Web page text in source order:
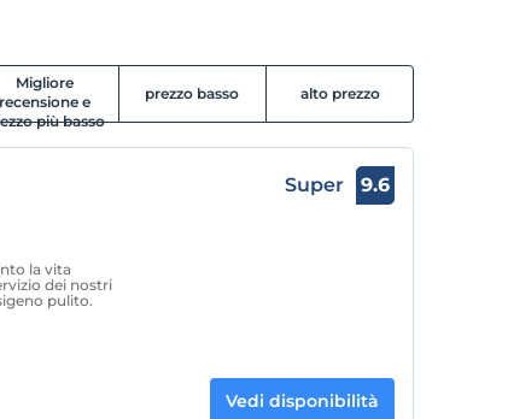
Migliore
recensione e
più basso
prezzo basso alto prezzo
la vita
dei nostri
pulito.
Super 9.6
Vedi disponibilità